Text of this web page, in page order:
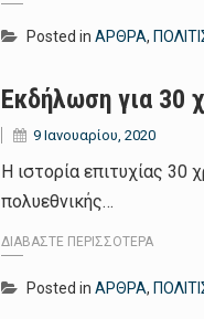
Posted in ΑΡΘΡΑ,
Εκδήλωση για 30
9 Ιανουαρίου, 2020
Η ιστορία επιτυχίας 30
πολυεθνικής…
ΔΙΑΒΆΣΤΕ ΠΕΡΙΣΣΌΤΕΡΑ
Posted in ΑΡΘΡΑ,